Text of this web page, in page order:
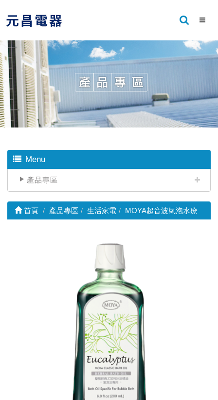
Menu
產品專區
首頁 產品專區 生活家電 MOYA超音波氣泡水療